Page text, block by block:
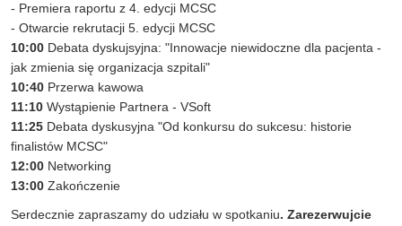
- Premiera raportu z 4. edycji MCSC
- Otwarcie rekrutacji 5. edycji MCSC
10:00 Debata dyskujsyjna: "Innowacje niewidoczne dla pacjenta -
jak zmienia się organizacja szpitali"
10:40 Przerwa kawowa
11:10 Wystąpienie Partnera - VSoft
11:25 Debata dyskusyjna "Od konkursu do sukcesu: historie
finalistów MCSC"
12:00 Networking
13:00 Zakończenie
Serdecznie zapraszamy do udziału w spotkaniu. Zarezerwujcie